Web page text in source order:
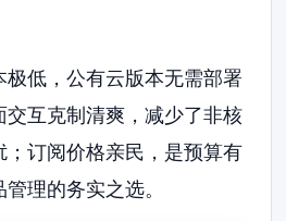
极低，公有云版本无需部署
交互克制清爽，减少了非核
；订阅价格亲民，是预算有
理的务实之选。